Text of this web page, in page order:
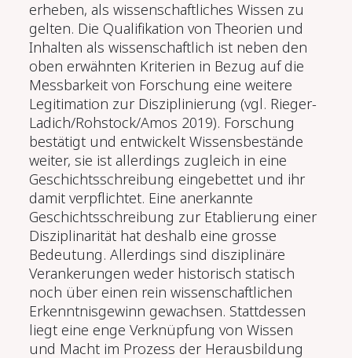
erheben, als wissenschaftliches Wissen zu
gelten. Die Qualifikation von Theorien und
Inhalten als wissenschaftlich ist neben den
oben erwähnten Kriterien in Bezug auf die
Messbarkeit von Forschung eine weitere
Legitimation zur Disziplinierung (vgl. Rieger-
Ladich/Rohstock/Amos 2019). Forschung
bestätigt und entwickelt Wissensbestände
weiter, sie ist allerdings zugleich in eine
Geschichtsschreibung eingebettet und ihr
damit verpflichtet. Eine anerkannte
Geschichtsschreibung zur Etablierung einer
Disziplinarität hat deshalb eine grosse
Bedeutung. Allerdings sind disziplinäre
Verankerungen weder historisch statisch
noch über einen rein wissenschaftlichen
Erkenntnisgewinn gewachsen. Stattdessen
liegt eine enge Verknüpfung von Wissen
und Macht im Prozess der Herausbildung